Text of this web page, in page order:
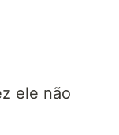
ele não